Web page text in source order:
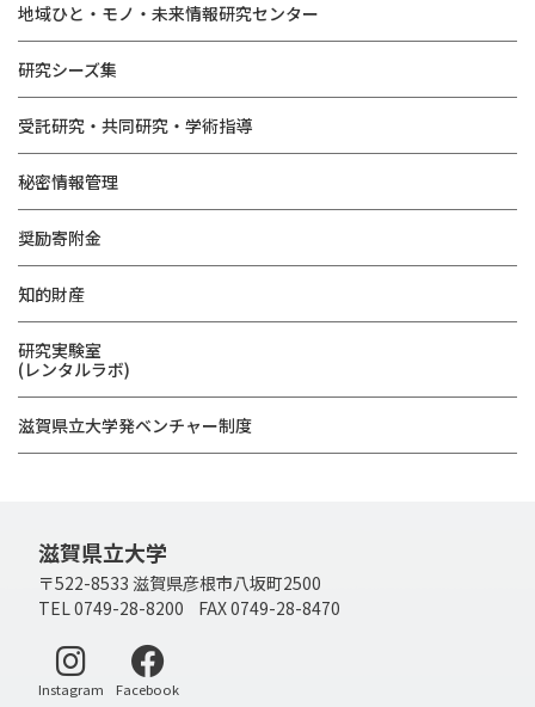
地域ひと・モノ・未来情報研究センター
研究シーズ集
受託研究・共同研究・学術指導
秘密情報管理
奨励寄附金
知的財産
研究実験室
(レンタルラボ)
滋賀県立大学発ベンチャー制度
滋賀県立大学
〒522-8533 滋賀県彦根市八坂町2500
TEL 0749-28-8200 FAX 0749-28-8470
Instagram 別ウィンドウで開く
Facebook別ウィンドウで開く